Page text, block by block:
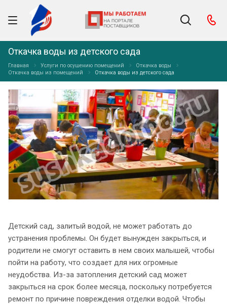
Откачка воды из детского сада
Главная Услуги по осушению помещений
Откачка воды
Откачка воды из помещений
Откачка воды из детского сада
Детский сад, залитый водой, не может работать до
устранения проблемы. Он будет вынужден закрыться, и
родители не смогут оставить в нем своих малышей, чтобы
пойти на работу, что создает для них огромные
неудобства. Из-за затопления детский сад может
закрыться на срок более месяца, поскольку потребуется
ремонт по причине повреждения отделки водой. Чтобы